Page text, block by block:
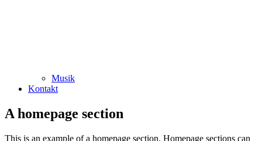
Musik
Kontakt
A homepage section
This is an example of a homepage section. Homepage sections can